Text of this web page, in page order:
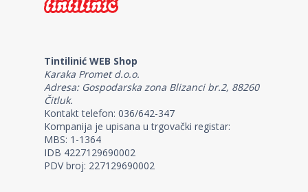
Tintilinić WEB Shop
Karaka Promet d.o.o.
Adresa: Gospodarska zona Blizanci br.2, 88260
Čitluk.
Kontakt telefon: 036/642-347
Kompanija je upisana u trgovački registar:
MBS: 1-1364
IDB 4227129690002
PDV broj: 227129690002